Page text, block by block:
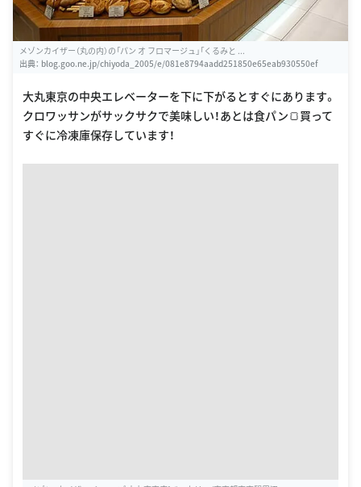
メゾンカイザー（丸の内）の「パン オ フロマージュ」「くるみと ...
出典： blog.goo.ne.jp/chiyoda_2005/e/081e8794aadd251850e65eab930550ef
大丸東京の中央エレベーターを下に下がるとすぐにあります。
クロワッサンがサックサクで美味しい！あとは食パン🍞買って
すぐに冷凍庫保存しています！